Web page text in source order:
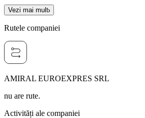
Vezi mai mult
Rutele companiei
AMIRAL EUROEXPRES SRL
nu are rute.
Activități ale companiei